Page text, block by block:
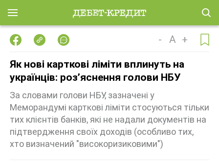
- A +
Як нові карткові ліміти вплинуть на
українців: розʼяснення голови НБУ
За словами голови НБУ, зазначені у
Меморандумі карткові ліміти стосуються тільки
тих клієнтів банків, які не надали документів на
підтвердження своїх доходів (особливо тих,
хто визначений "високоризиковими")